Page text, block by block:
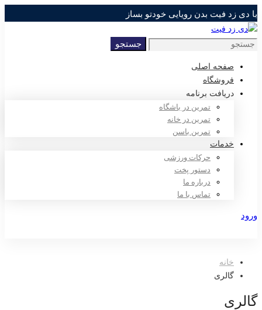
با دی زد فیت بدن رویایی خودتو بساز
جستجو
جستجو
صفحه اصلی
فروشگاه
دریافت برنامه
تمرین در باشگاه
تمرین در خانه
تمرین باسن
خدمات
حرکات ورزشی
دستور پخت
درباره ما
تماس با ما
ورود
خانه
گالری
گالری